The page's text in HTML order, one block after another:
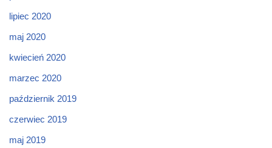
lipiec 2020
maj 2020
kwiecień 2020
marzec 2020
październik 2019
czerwiec 2019
maj 2019